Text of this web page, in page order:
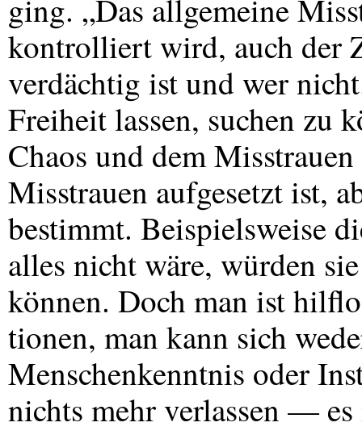
ging. „Das allgemeine
kontrolliert wird, auch der
verdächtig ist und wer
Freiheit lassen, suchen zu
Chaos und dem
Misstrauen aufgesetzt ist,
bestimmt. Beispielsweise
alles nicht wäre, würden
können. Doch man ist
tionen, man kann sich
Menschenkenntnis oder
nichts mehr verlassen —